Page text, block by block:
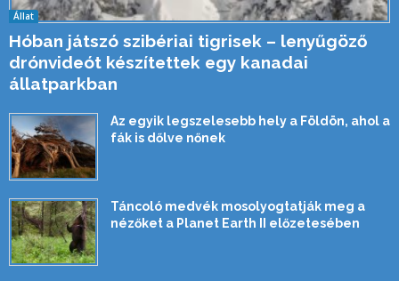
Állat
Hóban játszó szibériai tigrisek – lenyűgöző
drónvideót készítettek egy kanadai
állatparkban
Az egyik legszelesebb hely a Földön, ahol a
fák is dőlve nőnek
Táncoló medvék mosolyogtatják meg a
nézőket a Planet Earth II előzetesében